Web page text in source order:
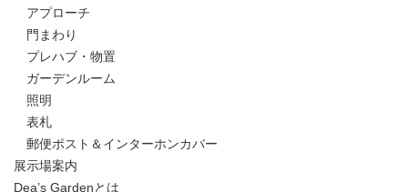
アプローチ
門まわり
プレハブ・物置
ガーデンルーム
照明
表札
郵便ポスト＆インターホンカバー
展示場案内
Dea’s Gardenとは